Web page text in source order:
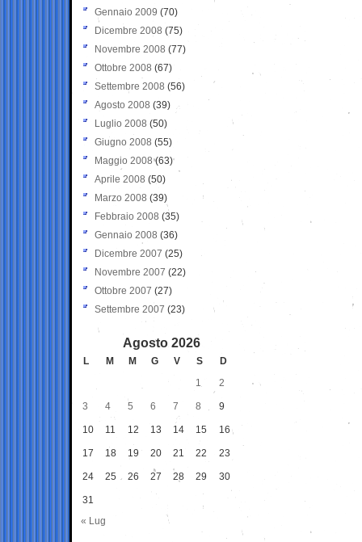
Gennaio 2009 (70)
Dicembre 2008 (75)
Novembre 2008 (77)
Ottobre 2008 (67)
Settembre 2008 (56)
Agosto 2008 (39)
Luglio 2008 (50)
Giugno 2008 (55)
Maggio 2008(63)
Aprile 2008 (50)
Marzo 2008 (39)
Febbraio 2008 (35)
Gennaio 2008 (36)
Dicembre 2007 (25)
Novembre 2007 (22)
Ottobre 2007 (27)
Settembre 2007 (23)
Agosto 2026
L M M G V S
D
1
2
3 4 5 6 7 8 9
10 11 12 13 14 15 16
17 18 19 20 21 22 23
24 25 26 27 28 29 30
31
« Lug